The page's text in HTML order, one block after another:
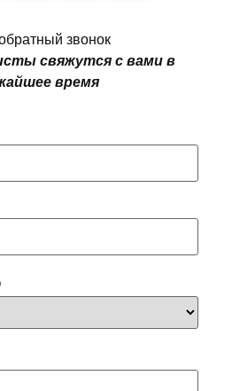
звонок
свяжутся с вами в
время